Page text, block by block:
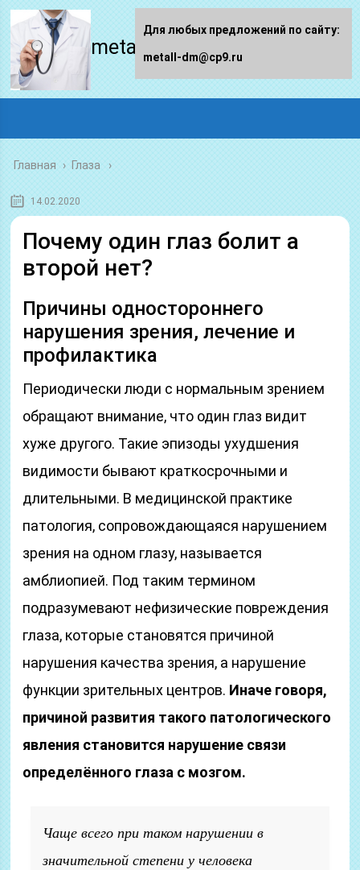
metall-dm.ru
Главная › Глаза
14.02.2020
Почему один глаз болит а
второй нет?
Причины одностороннего
нарушения зрения, лечение и
профилактика
Периодически люди с нормальным зрением
обращают внимание, что один глаз видит
хуже другого. Такие эпизоды ухудшения
видимости бывают краткосрочными и
длительными. В медицинской практике
патология, сопровождающаяся нарушением
зрения на одном глазу, называется
амблиопией. Под таким термином
подразумевают нефизические повреждения
глаза, которые становятся причиной
нарушения качества зрения, а нарушение
функции зрительных центров. Иначе говоря,
причиной развития такого патологического
явления становится нарушение связи
определённого глаза с мозгом.
Чаще всего при таком нарушении в
значительной степени у человека
Для любых предложений по сайту:
metall-dm@cp9.ru